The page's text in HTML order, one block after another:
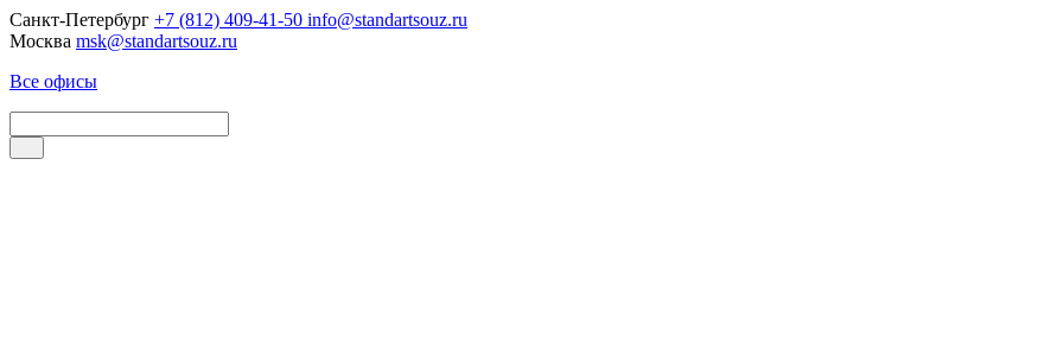
Санкт-Петербург +7 (812) 409-41-50 info@standartsouz.ru
Москва msk@standartsouz.ru
Все офисы